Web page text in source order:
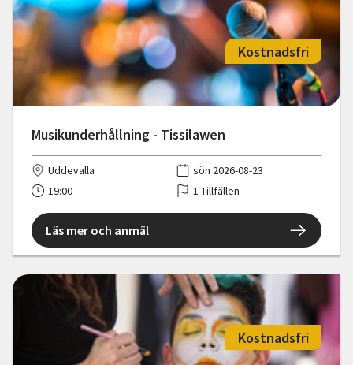
Musikunderhållning - Tissilawen
Kostnadsfri
Uddevalla
sön 2026-08-23
19:00
1 Tillfällen
Läs mer och anmäl
Kostnadsfri